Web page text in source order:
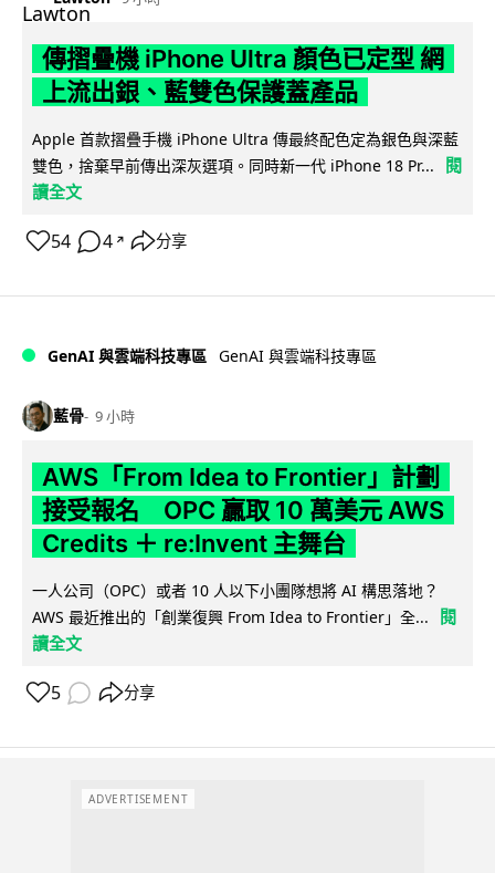
傳摺疊機 iPhone Ultra 顏色已定型 網
上流出銀、藍雙色保護蓋產品
Apple 首款摺疊手機 iPhone Ultra 傳最終配色定為銀色與深藍
雙色，捨棄早前傳出深灰選項。同時新一代 iPhone 18 Pr...
閱
讀全文
54 4 ↗ 分享
GenAI 與雲端科技專區 GenAI 與雲端科技專區
藍骨 9 小時
AWS「From Idea to Frontier」計劃
接受報名 OPC 贏取 10 萬美元 AWS
Credits ＋ re:Invent 主舞台
一人公司（OPC）或者 10 人以下小團隊想將 AI 構思落地？
AWS 最近推出的「創業復興 From Idea to Frontier」全...
閱
讀全文
5 分享
ADVERTISEMENT